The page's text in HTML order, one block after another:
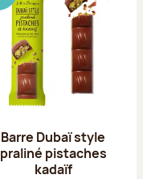
Barre Dubaï style
praliné pistaches
kadaïf